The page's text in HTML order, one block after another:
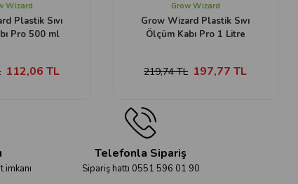
Wizard
Plastik Sıvı
Pro 500 ml
112,06 TL
Grow Wizard
Grow Wizard Plastik Sıvı
Ölçüm Kabı Pro 1 Litre
197,77 TL
219,74 TL
imkanı
Telefonla Sipariş
Sipariş hattı 0551 596 01 90